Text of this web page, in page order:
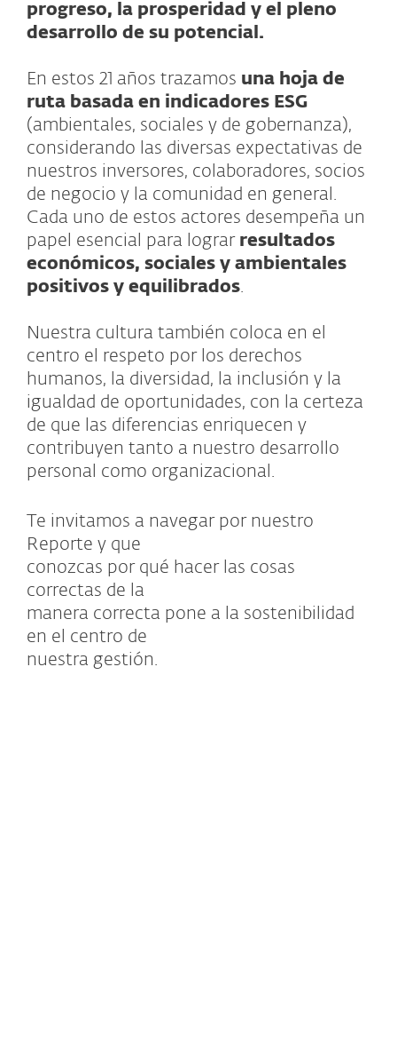
progreso, la prosperidad y el pleno
desarrollo de su potencial.
En estos 21 años trazamos una hoja de
ruta basada en indicadores ESG
(ambientales, sociales y de gobernanza),
considerando las diversas expectativas de
nuestros inversores, colaboradores, socios
de negocio y la comunidad en general.
Cada uno de estos actores desempeña un
papel esencial para lograr resultados
económicos, sociales y ambientales
positivos y equilibrados.
Nuestra cultura también coloca en el
centro el respeto por los derechos
humanos, la diversidad, la inclusión y la
igualdad de oportunidades, con la certeza
de que las diferencias enriquecen y
contribuyen tanto a nuestro desarrollo
personal como organizacional.
Te invitamos a navegar por nuestro
Reporte y que
conozcas por qué hacer las cosas
correctas de la
manera correcta pone a la sostenibilidad
en el centro de
nuestra gestión.